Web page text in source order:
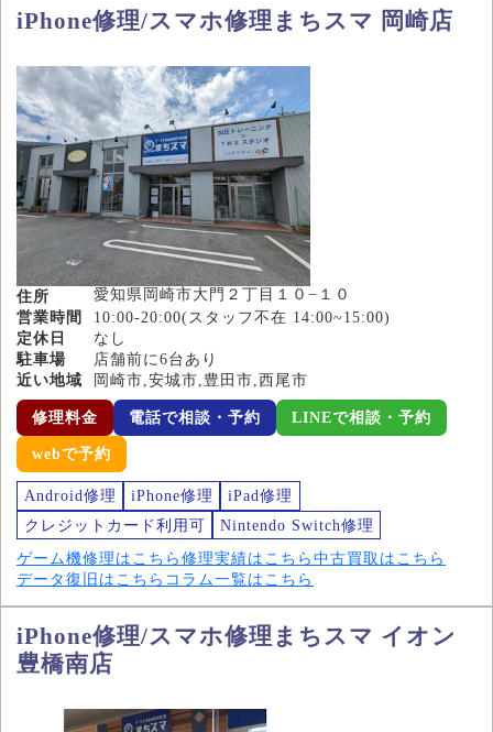
iPhone修理/スマホ修理まちスマ 岡崎店
住所
愛知県岡崎市大門２丁目１０−１０
営業時間
10:00-20:00(スタッフ不在 14:00~15:00)
定休日
なし
駐車場
店舗前に6台あり
近い地域
岡崎市,安城市,豊田市,西尾市
修理料金 電話で相談・予約 LINEで相談・予約
webで予約
Android修理 iPhone修理
iPad修理
クレジットカード利用可
Nintendo Switch修理
ゲーム機修理はこちら 修理実績はこちら 中古買取はこちら
データ復旧はこちら コラム一覧はこちら
iPhone修理/スマホ修理まちスマ イオン
豊橋南店